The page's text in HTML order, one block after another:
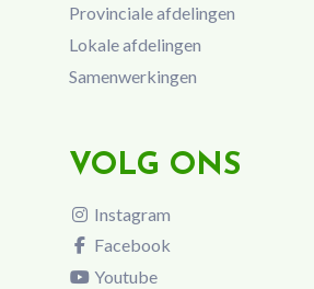
Provinciale afdelingen
Lokale afdelingen
Samenwerkingen
VOLG ONS
Instagram
Facebook
Youtube